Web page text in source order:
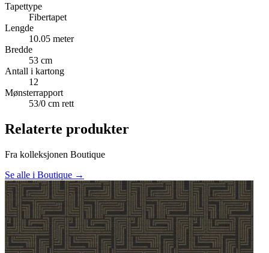
Tapettype
Fibertapet
Lengde
10.05 meter
Bredde
53 cm
Antall i kartong
12
Mønsterrapport
53/0 cm rett
Relaterte produkter
Fra kolleksjonen Boutique
Se alle i Boutique →